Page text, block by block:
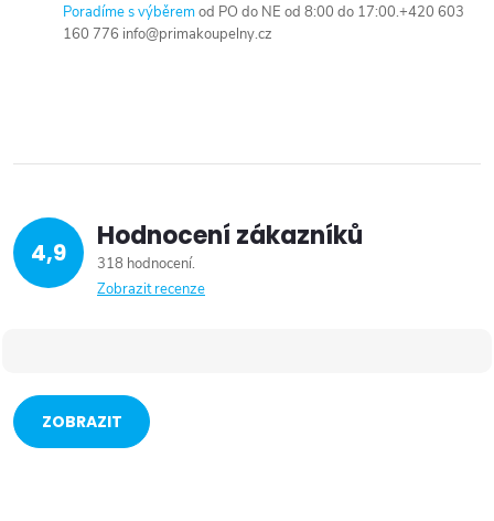
Poradíme s výběremod PO do NE od 8:00 do 17:00.+420 603
160 776 info@primakoupelny.cz
4,9 Hodnocení zákazníků
318 hodnocení
Zobrazit recenze
ZOBRAZIT